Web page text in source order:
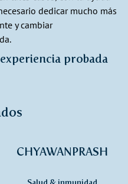
dedicar mucho más
y cambiar
probada
CHYAWANPRASH
Salud & inmunidad